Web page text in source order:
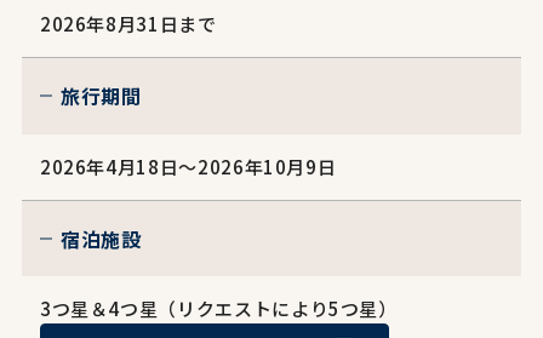
2026年8月31日まで
旅行期間
2026年4月18日～2026年10月9日
宿泊施設
3つ星＆4つ星（リクエストにより5つ星）